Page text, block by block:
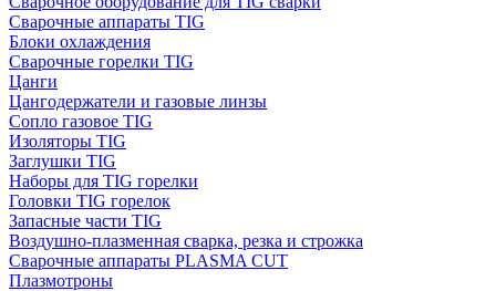
Сварочные аппараты TIG
Блоки охлаждения
Сварочные горелки TIG
Цанги
Цангодержатели и газовые линзы
Сопло газовое TIG
Изоляторы TIG
Заглушки TIG
Наборы для TIG горелки
Головки TIG горелок
Запасные части TIG
Воздушно-плазменная сварка, резка и строжка
Сварочные аппараты PLASMA CUT
Плазмотроны